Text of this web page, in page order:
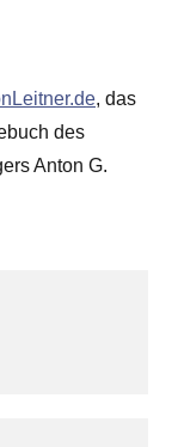
, das
des
Anton G.